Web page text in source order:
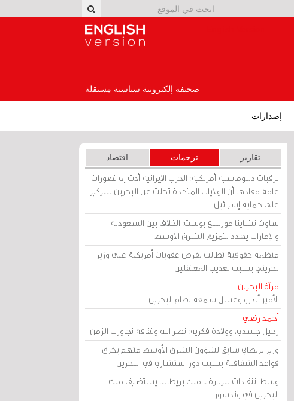
صحيفة إلكترونية سياسية مستقلة
إصدارات
تقارير ترجمات اقتصاد
برقيات دبلوماسية أمريكية: الحرب الإيرانية أدت إلى تصورات
عامة مفادها أن الولايات المتحدة تخلت عن البحرين للتركيز
على حماية إسرائيل
ساوث تشاينا مورنينغ بوست: الخلاف بين السعودية
والإمارات يهدد بتمزيق الشرق الأوسط
منظمة حقوقية تطالب بفرض عقوبات أمريكية على وزير
بحريني بسبب تعذيب المعتقلين
مرآة البحرين
الأمير أندرو وغسل سمعة نظام البحرين
أحمد رضي
رحيل جسدي، وولادة فكرية: نصر الله وثقافة تجاوزت الزمن
وزير بريطاني سابق لشؤون الشرق الأوسط متهم بخرق
قواعد الشفافية بسبب دور استشاري في البحرين
وسط انتقادات للزيارة .. ملك بريطانيا يستضيف ملك
البحرين في وندسور